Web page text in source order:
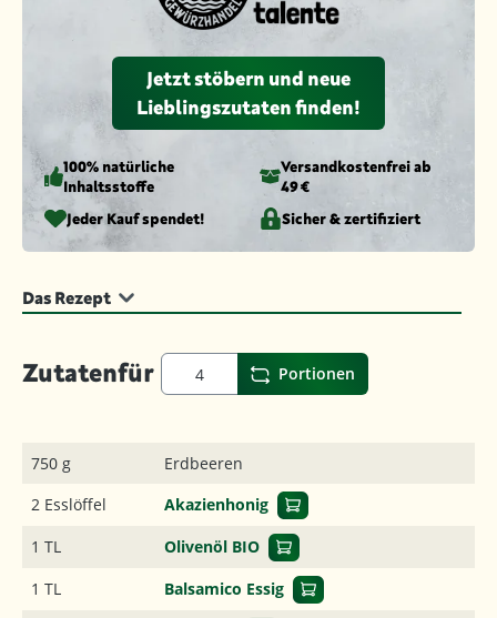
Jetzt stöbern und neue
Lieblingszutaten finden!
100% natürliche
Inhaltsstoffe
Versandkosten­frei ab
49 €
Jeder Kauf spendet!
Sicher & zertifiziert
Das Rezept
Zutatenfür Portionen
750 g
Erdbeeren
2 Esslöffel
Akazienhonig
1 TL
Olivenöl BIO
1 TL
Balsamico Essig